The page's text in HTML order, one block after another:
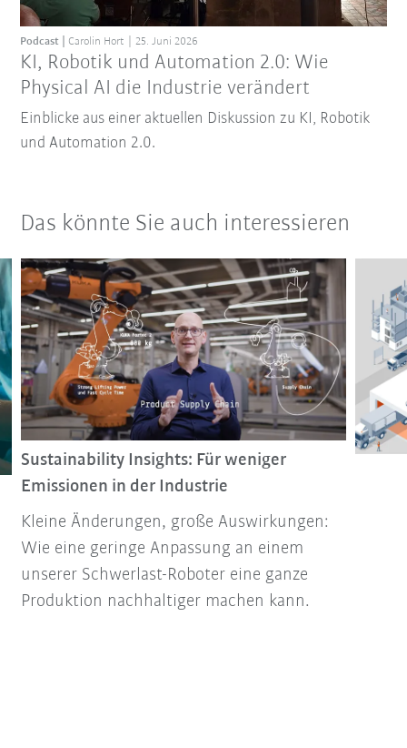
KI, Robotik und Automation 2.0: Wie
Physical AI die Industrie verändert
Podcast Carolin Hort 25. Juni 2026
Einblicke aus einer aktuellen Diskussion zu KI, Robotik
und Automation 2.0.
Das könnte Sie auch interessieren
Sustainability Insights: Für weniger
Emissionen in der Industrie
Kleine Änderungen, große Auswirkungen:
Wie eine geringe Anpassung an einem
unserer Schwerlast-Roboter eine ganze
Produktion nachhaltiger machen kann.